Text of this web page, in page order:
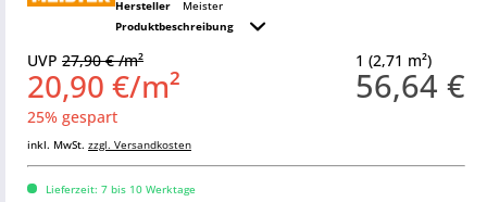
Hersteller
Meister
Produktbeschreibung
1 (2,71 m²)
56,64 €
UVP 27,90 € /m²
20,90 €/m²
25% gespart
inkl. MwSt. zzgl. Versandkosten
Lieferzeit: 7 bis 10 Werktage